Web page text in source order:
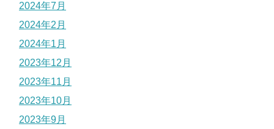
2024年7月
2024年2月
2024年1月
2023年12月
2023年11月
2023年10月
2023年9月